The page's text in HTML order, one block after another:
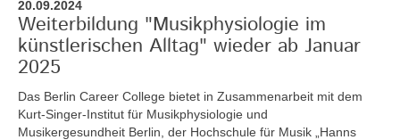
20.09.2024
Weiterbildung "Musikphysiologie im
künstlerischen Alltag" wieder ab Januar
2025
Das Berlin Career College bietet in Zusammenarbeit mit dem
Kurt-Singer-Institut für Musikphysiologie und
Musikergesundheit Berlin, der Hochschule für Musik „Hanns